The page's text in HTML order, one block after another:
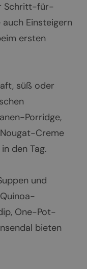
Schritt-für-
Einsteigern
ersten
süß oder
Porridge,
Creme
den Tag.
und
One-Pot-
bieten